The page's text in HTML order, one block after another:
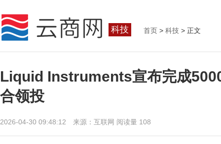
科技 首页 > 科技 > 正文
Liquid Instruments宣布完成
合领投
2026-04-30 09:48:12 来源：互联网 阅读量 108